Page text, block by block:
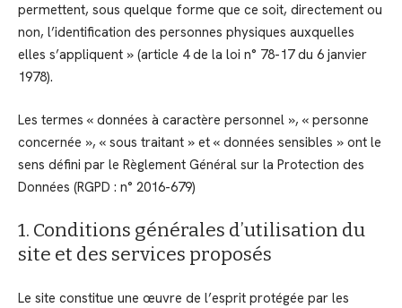
permettent, sous quelque forme que ce soit, directement ou
non, l’identification des personnes physiques auxquelles
elles s’appliquent » (article 4 de la loi n° 78-17 du 6 janvier
1978).
Les termes « données à caractère personnel », « personne
concernée », « sous traitant » et « données sensibles » ont le
sens défini par le Règlement Général sur la Protection des
Données (RGPD : n° 2016-679)
1. Conditions générales d’utilisation du
site et des services proposés
Le site constitue une œuvre de l’esprit protégée par les